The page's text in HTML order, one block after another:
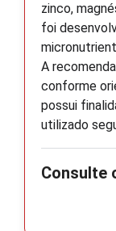
zinco,
foi
A
conforme
possui
utilizado